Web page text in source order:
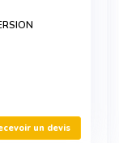
un devis